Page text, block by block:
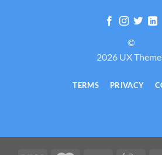
©
2026 UX
TERMS PRIVACY